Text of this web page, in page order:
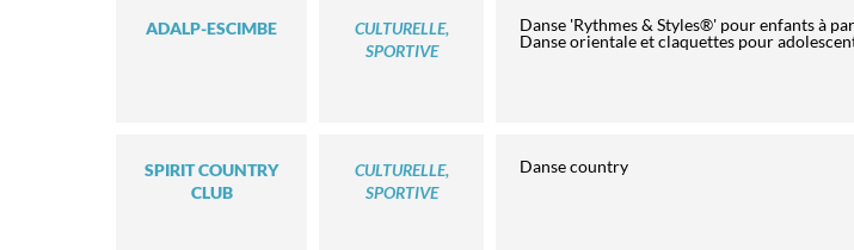
ADALP-ESCIMBE
CULTURELLE,
SPORTIVE
Danse 'Rythmes & Styles®' pour enfants à
Danse orientale et claquettes pour
SPIRIT COUNTRY
CLUB
CULTURELLE,
SPORTIVE
Danse country